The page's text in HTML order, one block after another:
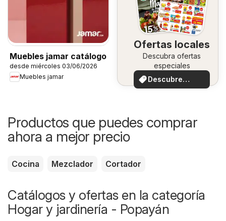
Muebles jamar catálogo
desde miércoles 03/06/2026
Muebles jamar
Ofertas locales
Descubra ofertas
especiales
Descubre
ofertas
Productos que puedes comprar
ahora a mejor precio
Cocina Mezclador Cortador
Catálogos y ofertas en la categoría
Hogar y jardinería - Popayán